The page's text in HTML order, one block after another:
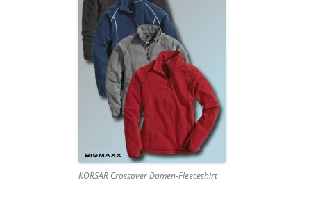
KORSAR Crossover Damen-Fleeceshirt